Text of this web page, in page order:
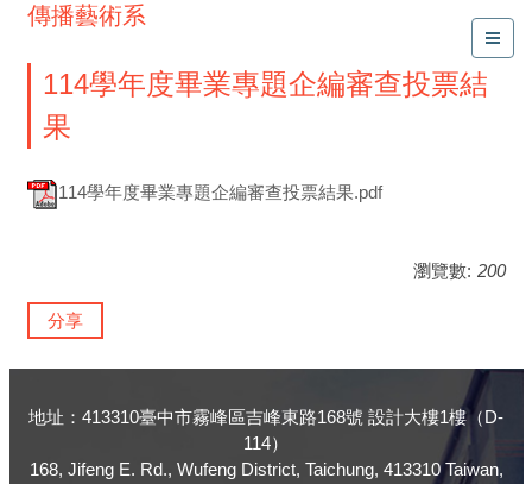
傳播藝術系
114學年度畢業專題企編審查投票結
果
114學年度畢業專題企編審查投票結果.pdf
瀏覽數: 200
分享
地址：413310臺中市霧峰區吉峰東路168號 設計大樓1樓（D-
114）
168, Jifeng E. Rd., Wufeng District, Taichung, 413310 Taiwan,